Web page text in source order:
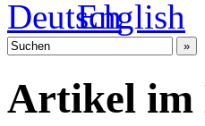
Artikel im